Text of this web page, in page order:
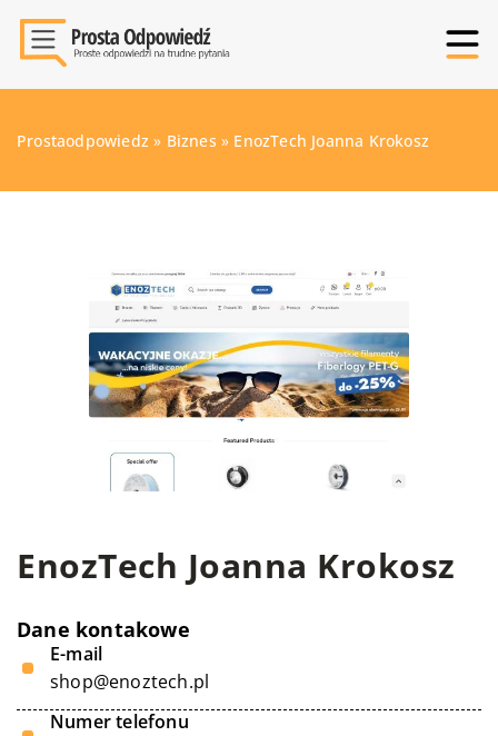
Prostaodpowiedz » Biznes » EnozTech Joanna Krokosz
EnozTech Joanna Krokosz
Dane kontakowe
E-mail
shop@enoztech.pl
Numer telefonu